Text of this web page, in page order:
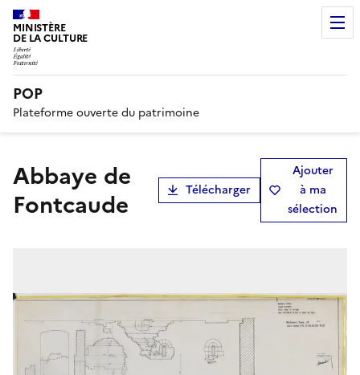
MINISTÈRE
DE LA CULTURE
POP
Plateforme ouverte du patrimoine
abbaye de
Fontcaude
Télécharger
Ajouter
à ma
sélection